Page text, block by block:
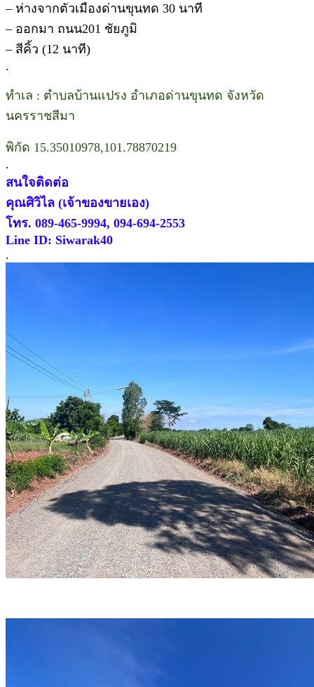
– ห่างจากตัวเมืองด่านขุนทด 30 นาที
– ออกมา ถนน201 ชัยภูมิ
– สีคิ้ว (12 นาที)
.
ทำเล : ตำบลบ้านแปรง อำเภอด่านขุนทด จังหวัด
นครราชสีมา
พิกัด 15.35010978,101.78870219
.
สนใจติดต่อ
คุณศิวิไล (เจ้าของขายเอง)
โทร. 089-465-9994, 094-694-2553
Line ID: Siwarak40
.